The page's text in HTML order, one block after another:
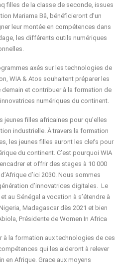
filles de la classe de seconde, issues
Mariama Bâ, bénéficieront d’un
leur montée en compétences dans
les différents outils numériques
axés sur les technologies de
WIA & Atos souhaitent préparer les
et contribuer à la formation de
numériques du continent.
jeunes filles africaines pour qu’elles
industrielle. À travers la formation
les jeunes filles auront les clefs pour
du continent. C’est pourquoi WIA
et offrir des stages à 10 000
d’ici 2030. Nous sommes
d’innovatrices digitales. Le
au Sénégal a vocation à s’étendre à
Madagascar dès 2021 et bien
Présidente de Women In Africa
à la formation aux technologies de ces
qui les aideront à relever
en Afrique. Grace aux moyens